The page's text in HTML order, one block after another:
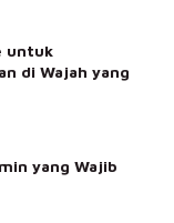
untuk
di Wajah yang
yang Wajib